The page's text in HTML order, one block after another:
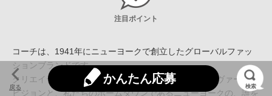
注目ポイント
コーチは、1941年にニューヨークで創立したグローバルファッ
ションブランドです。
クリエイティブ・ディレクターのスチュアート・ヴィヴァースの
ビジョンと、私たちのホームタウンであるニューヨークの、誰を
戻る
かんたん応募
検索